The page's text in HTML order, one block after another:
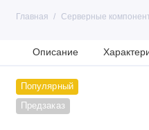
Главная Серверные
Описание
Популярный
Предзаказ